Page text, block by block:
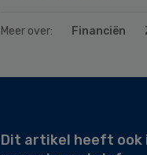
Meer over: Financiën
Dit artikel heeft ook